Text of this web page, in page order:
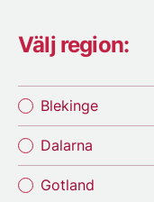
Välj region:
Blekinge
Dalarna
Gotland